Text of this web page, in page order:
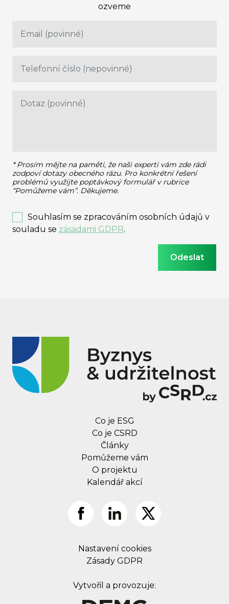
ozveme
* Prosím mějte na paměti, že naši experti vám zde rádi
zodpoví dotazy obecného rázu. Pro konkrétní řešení
problémů využijte poptávkový formulář v rubrice
“Pomůžeme vám”. Děkujeme.
Souhlasím se zpracováním osobních údajů v
souladu se zásadami GDPR.
Co je ESG
Co je CSRD
Články
Pomůžeme vám
O projektu
Kalendář akcí
Nastavení cookies
Zásady GDPR
Vytvořil a provozuje: